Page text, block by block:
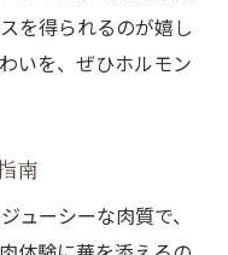
を得られるのが嬉し
いを、ぜひホルモン
南
ューシーな肉質で、